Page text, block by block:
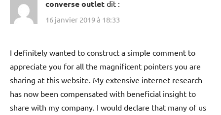
converse outlet dit :
16 janvier 2019 à 18:33
I definitely wanted to construct a simple comment to
appreciate you for all the magnificent pointers you are
sharing at this website. My extensive internet research
has now been compensated with beneficial insight to
share with my company. I would declare that many of us